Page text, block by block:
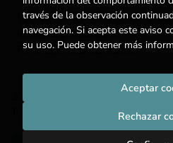
(+34) 615 55 96 54
info@degestalt.com
Formulario de contacto
2026 ©
. Todos
través de la observación
navegación. Si acepta este aviso
su uso. Puede obtener más
Rechazar
Aceptar